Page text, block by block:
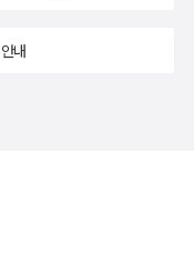
내